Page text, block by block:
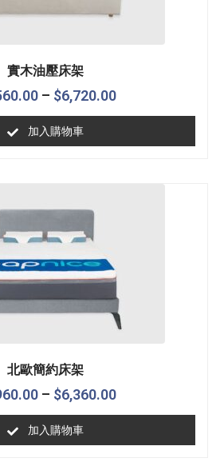
實木油壓床架
– $6,720.00
加入購物車
北歐簡約床架
– $6,360.00
加入購物車